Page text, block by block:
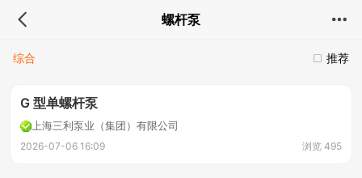
螺杆泵
推荐
综合
G 型单螺杆泵
上海三利泵业（集团）有限公司
2026-07-06 16:09 浏览 495